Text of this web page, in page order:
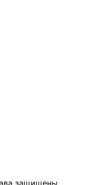
защищены